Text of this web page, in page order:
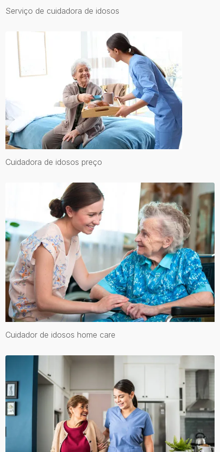
Serviço de cuidadora de idosos
Cuidadora de idosos preço
Cuidador de idosos home care